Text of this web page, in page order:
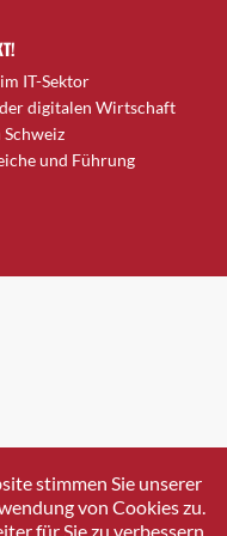
IT-Sektor
digitalen Wirtschaft
und Führung
stimmen Sie unserer
von Cookies zu.
für Sie zu verbessern.